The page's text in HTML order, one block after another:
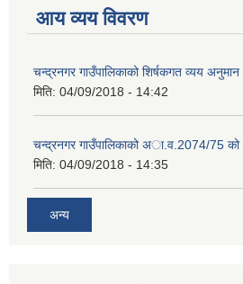
आय व्यय विवरण
चन्द्रनगर गाउँपालिकाको शिर्षकगत व्यय
मिति: 04/09/2018 - 14:42
चन्द्रनगर गाउँपालिकाको अा‍‍‍.व.2074/75
मिति: 04/09/2018 - 14:35
अन्य